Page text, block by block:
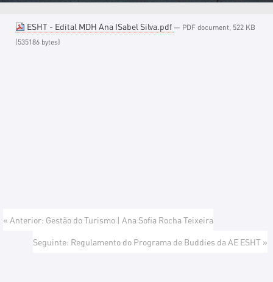
ESHT - Edital MDH Ana ISabel Silva.pdf — PDF document, 522 KB
(535186 bytes)
« Anterior: Gestão do Turismo | Ana Sofia Rocha Teixeira
Seguinte: Regulamento do Programa de Buddies da AE ESHT »